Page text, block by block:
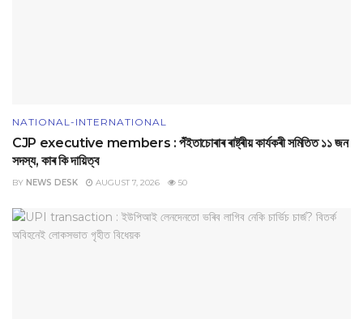
NATIONAL-INTERNATIONAL
CJP executive members : পঁইতাচোৰাৰ ৰাষ্ট্ৰীয় কাৰ্যকৰী সমিতিত ১১ জন
সদস্য, কাৰ কি দায়িত্ব
BY NEWS DESK AUGUST 7, 2026 50